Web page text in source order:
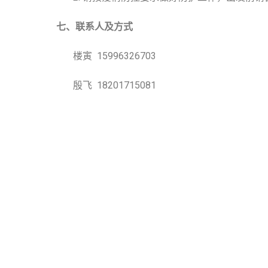
七、联系人及方式
楼寅 15996326703
殷飞 18201715081